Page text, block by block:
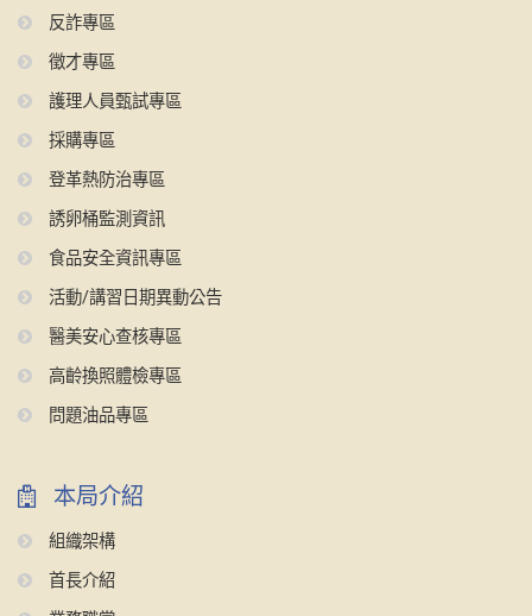
反詐專區
徵才專區
護理人員甄試專區
採購專區
登革熱防治專區
誘卵桶監測資訊
食品安全資訊專區
活動/講習日期異動公告
醫美安心查核專區
高齡換照體檢專區
問題油品專區
本局介紹
組織架構
首長介紹